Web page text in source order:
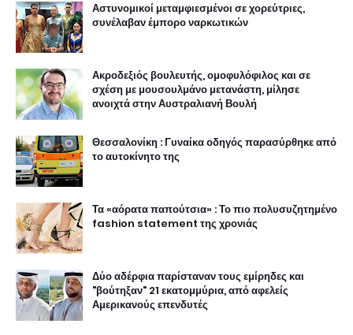
Αστυνομικοί μεταμφιεσμένοι σε χορεύτριες,
συνέλαβαν έμπορο ναρκωτικών
Ακροδεξιός βουλευτής, ομοφυλόφιλος και σε
σχέση με μουσουλμάνο μετανάστη, μίλησε
ανοιχτά στην Αυστραλιανή Βουλή
Θεσσαλονίκη : Γυναίκα οδηγός παρασύρθηκε από
το αυτοκίνητο της
Τα «αόρατα παπούτσια» : Το πιο πολυσυζητημένο
fashion statement της χρονιάς
Δύο αδέρφια παρίσταναν τους εμίρηδες και
"βούτηξαν" 21 εκατομμύρια, από αφελείς
Αμερικανούς επενδυτές